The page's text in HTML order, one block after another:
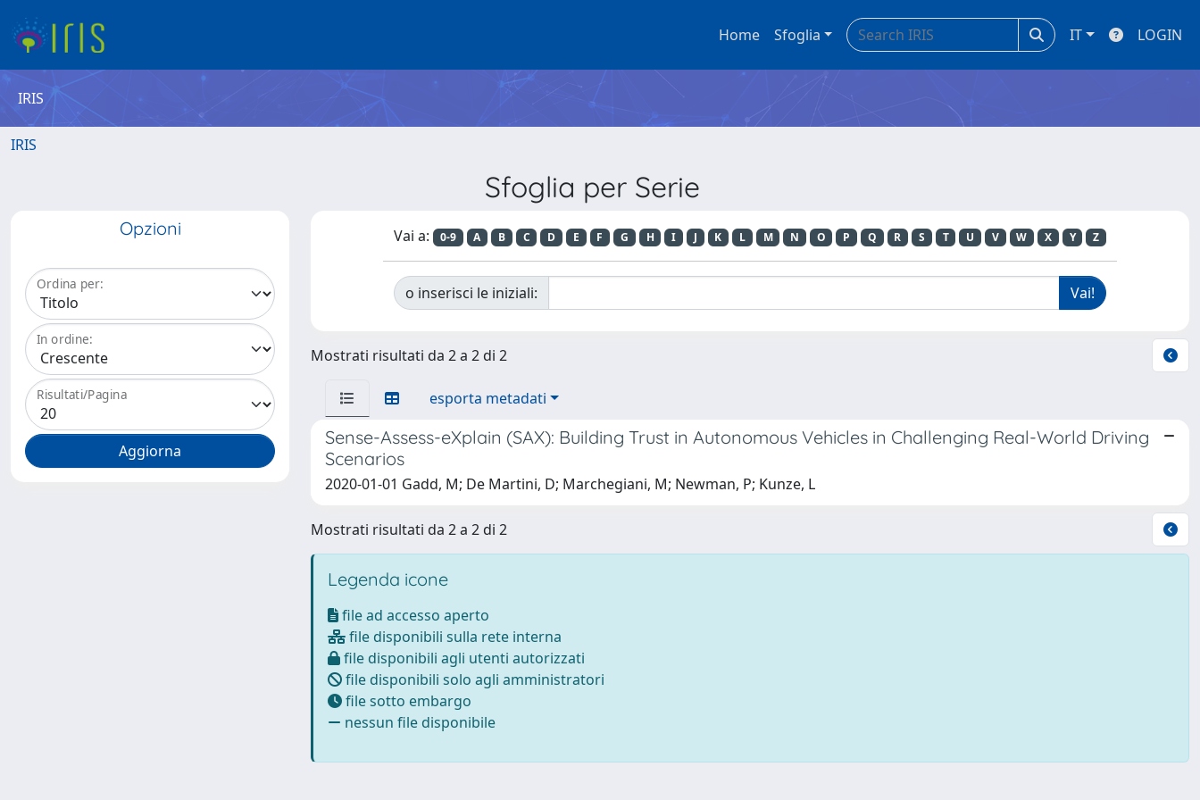
Home Sfoglia IT LOGIN
IRIS
IRIS
Sfoglia per Serie
Opzioni
Ordina per:
In ordine:
Risultati/Pagina
Vai a: 0-9 A B C D E F G H I J K L M N O P Q R S T U V W X Y Z
o inserisci le iniziali:
Mostrati risultati da 2 a 2 di 2
esporta metadati
Sense-Assess-eXplain (SAX): Building Trust in Autonomous Vehicles in Challenging Real-World Driving
Scenarios
2020-01-01 Gadd, M; De Martini, D; Marchegiani, M; Newman, P; Kunze, L
Mostrati risultati da 2 a 2 di 2
Legenda icone
file ad accesso aperto
file disponibili sulla rete interna
file disponibili agli utenti autorizzati
file disponibili solo agli amministratori
file sotto embargo
nessun file disponibile